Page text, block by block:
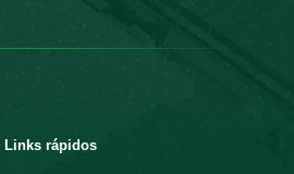
Links rápidos